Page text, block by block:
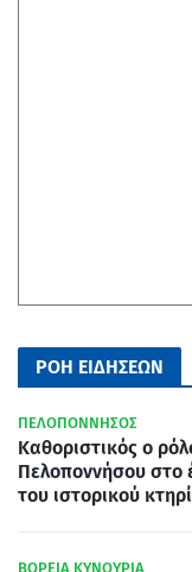
ΡΟΗ ΕΙΔΗΣΕΩΝ
ΠΕΛΟΠΟΝΝΗΣΟΣ
Καθοριστικός ο
Πελοποννήσου στο
του ιστορικού
ΒΟΡΕΙΑ ΚΥΝΟΥΡΙΑ